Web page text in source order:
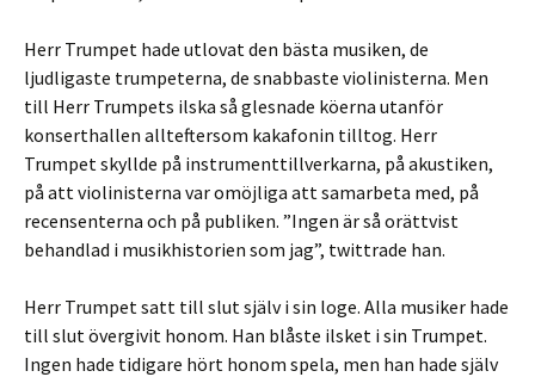
Herr Trumpet hade utlovat den bästa musiken, de
ljudligaste trumpeterna, de snabbaste violinisterna. Men
till Herr Trumpets ilska så glesnade köerna utanför
konserthallen allteftersom kakafonin tilltog. Herr
Trumpet skyllde på instrumenttillverkarna, på akustiken,
på att violinisterna var omöjliga att samarbeta med, på
recensenterna och på publiken. ”Ingen är så orättvist
behandlad i musikhistorien som jag”, twittrade han.
Herr Trumpet satt till slut själv i sin loge. Alla musiker hade
till slut övergivit honom. Han blåste ilsket i sin Trumpet.
Ingen hade tidigare hört honom spela, men han hade själv